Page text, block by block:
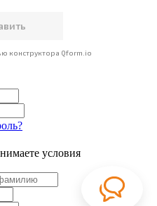
конструктора Qform.io
условия